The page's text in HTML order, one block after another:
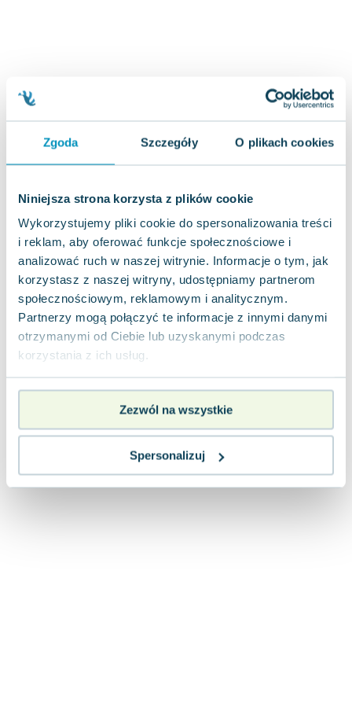
Zgoda Szczegóły O plikach cookies
Niniejsza strona korzysta z plików cookie
Wykorzystujemy pliki cookie do spersonalizowania treści
i reklam, aby oferować funkcje społecznościowe i
analizować ruch w naszej witrynie. Informacje o tym, jak
korzystasz z naszej witryny, udostępniamy partnerom
społecznościowym, reklamowym i analitycznym.
Partnerzy mogą połączyć te informacje z innymi danymi
otrzymanymi od Ciebie lub uzyskanymi podczas
korzystania z ich usług.
Zezwól na wszystkie
Spersonalizuj
Oscar Wilde
Maria Seweryn
Janina Zającówna
Eric Helms
Anna Prus (oprac.)
Nela Mała Reporterka
Agnieszka Maciąg
Barbara Wrzesińska
Terry Pratchett
Virginia Woolf
Lorraine Warren
Jacek Walkiewicz